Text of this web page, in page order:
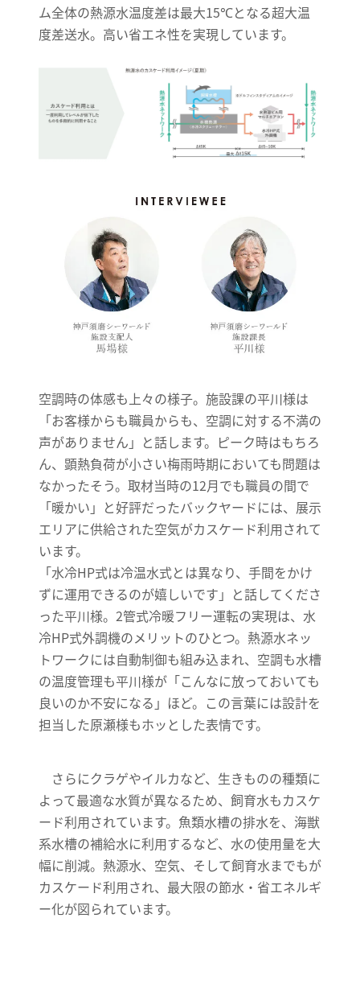
ム全体の熱源水温度差は最大15℃となる超大温
度差送水。高い省エネ性を実現しています。
空調時の体感も上々の様子。施設課の平川様は
「お客様からも職員からも、空調に対する不満の
声がありません」と話します。ピーク時はもちろ
ん、顕熱負荷が小さい梅雨時期においても問題は
なかったそう。取材当時の12月でも職員の間で
「暖かい」と好評だったバックヤードには、展示
エリアに供給された空気がカスケード利用されて
います。
「水冷HP式は冷温水式とは異なり、手間をかけ
ずに運用できるのが嬉しいです」と話してくださ
った平川様。2管式冷暖フリー運転の実現は、水
冷HP式外調機のメリットのひとつ。熱源水ネッ
トワークには自動制御も組み込まれ、空調も水槽
の温度管理も平川様が「こんなに放っておいても
良いのか不安になる」ほど。この言葉には設計を
担当した原瀬様もホッとした表情です。
さらにクラゲやイルカなど、生きものの種類に
よって最適な水質が異なるため、飼育水もカスケ
ード利用されています。魚類水槽の排水を、海獣
系水槽の補給水に利用するなど、水の使用量を大
幅に削減。熱源水、空気、そして飼育水までもが
カスケード利用され、最大限の節水・省エネルギ
ー化が図られています。